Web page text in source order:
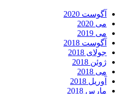
آگوست 2020
می 2020
می 2019
آگوست 2018
جولای 2018
ژوئن 2018
می 2018
آوریل 2018
مارس 2018